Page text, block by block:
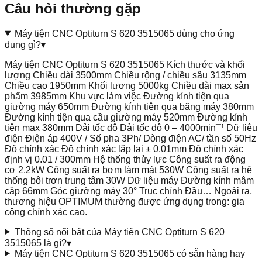
Câu hỏi thường gặp
Máy tiện CNC Optiturn S 620 3515065 dùng cho ứng
dụng gì?▾
Máy tiện CNC Optiturn S 620 3515065 Kích thước và khối
lượng Chiều dài 3500mm Chiều rộng / chiều sâu 3135mm
Chiều cao 1950mm Khối lượng 5000kg Chiều dài max sản
phẩm 3985mm Khu vực làm việc Đường kính tiện qua
giường máy 650mm Đường kính tiện qua băng máy 380mm
Đường kính tiện qua cầu giường máy 520mm Đường kính
tiện max 380mm Dải tốc độ Dải tốc độ 0 – 4000min¯¹ Dữ liệu
điện Điện áp 400V / Số pha 3Ph/ Dòng điện AC/ tần số 50Hz
Độ chính xác Độ chính xác lặp lại ± 0.01mm Độ chính xác
định vị 0.01 / 300mm Hệ thống thủy lực Công suất ra động
cơ 2.2kW Công suất ra bơm làm mát 530W Công suất ra hệ
thống bôi trơn trung tâm 30W Dữ liệu máy Đường kính mâm
cặp 66mm Góc giường máy 30° Trục chính Đầu… Ngoài ra,
thương hiệu OPTIMUM thường được ứng dụng trong: gia
công chính xác cao.
Thông số nổi bật của Máy tiện CNC Optiturn S 620
3515065 là gì?▾
Máy tiện CNC Optiturn S 620 3515065 có sẵn hàng hay